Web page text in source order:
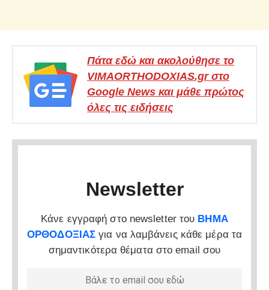
Πάτα εδώ και ακολούθησε το
VIMAORTHODOXIAS.gr στο
Google News και μάθε πρώτος
όλες τις ειδήσεις
Newsletter
Κάνε εγγραφή στο newsletter του ΒΗΜΑ
ΟΡΘΟΔΟΞΙΑΣ για να λαμβάνεις κάθε μέρα τα
σημαντικότερα θέματα στο email σου